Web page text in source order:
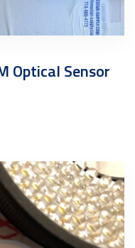
Optical Sensor